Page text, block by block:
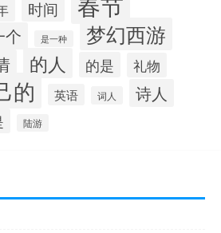
时间
个 是一种 梦幻西游
的人 的是
礼物
的 英语 词人 诗人
陆游